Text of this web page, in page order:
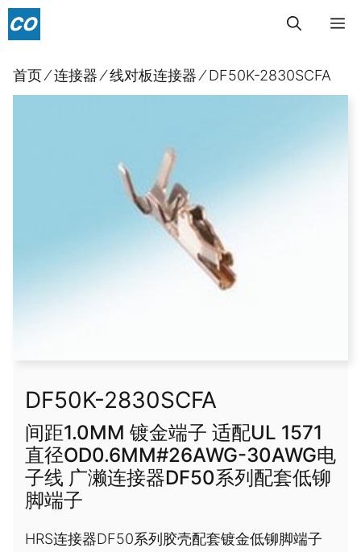
跳
至
容
菜
首页⁄连接器⁄线对板连接器⁄DF50K-2830SCFA
DF50K-2830SCFA
间距1.0MM 镀金端子 适配UL 1571
直径OD0.6MM#26AWG-30AWG电
子线 广濑连接器DF50系列配套低铆
脚端子
HRS连接器DF50系列胶壳配套镀金低铆脚端子